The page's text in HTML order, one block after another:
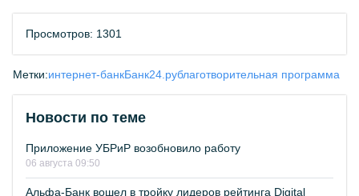
Просмотров: 1301
Метки:интернет-банкБанк24.рублаготворительная программа
Новости по теме
Приложение УБРиР возобновило работу
06 августа 09:50
Альфа-Банк вошел в тройку лидеров рейтинга Digital